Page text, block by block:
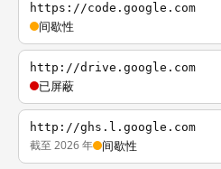
https://code.google.com
间歇性
http://drive.google.com
已屏蔽
http://ghs.l.google.com
截至 2026 年 间歇性